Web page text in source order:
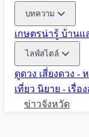
บทความ
เกษตรน่ารู้ บ้านแ
ไลฟ์สไตล์
ดูดวง เสี่ยงดวง -
เที่ยว นิยาย - เรื่อ
ข่าวจังหวัด